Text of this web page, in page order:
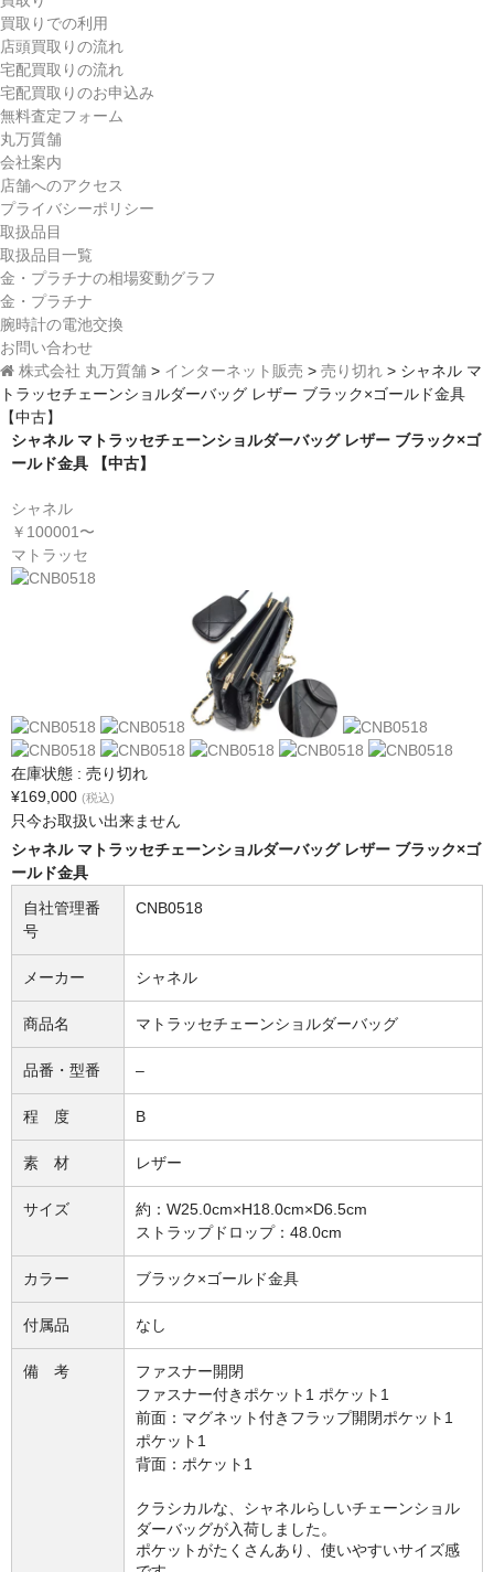
買取りでの利用
店頭買取りの流れ
宅配買取りの流れ
宅配買取りのお申込み
無料査定フォーム
丸万質舗
会社案内
店舗へのアクセス
プライバシーポリシー
取扱品目
取扱品目一覧
金・プラチナの相場変動グラフ
金・プラチナ
腕時計の電池交換
お問い合わせ
株式会社 丸万質舗 > インターネット販売 > 売り切れ > シャネル マ
トラッセチェーンショルダーバッグ レザー ブラック×ゴールド金具
【中古】
シャネル マトラッセチェーンショルダーバッグ レザー ブラック×ゴ
ールド金具 【中古】
シャネル
￥100001〜
マトラッセ
在庫状態 : 売り切れ
¥169,000 (税込)
只今お取扱い出来ません
シャネル マトラッセチェーンショルダーバッグ レザー ブラック×ゴ
ールド金具
自社管理番
号
CNB0518
メーカー シャネル
商品名 マトラッセチェーンショルダーバッグ
品番・型番 –
程 度 B
素 材 レザー
サイズ
約：W25.0cm×H18.0cm×D6.5cm
ストラップドロップ：48.0cm
カラー ブラック×ゴールド金具
付属品 なし
備 考
ファスナー開閉
ファスナー付きポケット1 ポケット1
前面：マグネット付きフラップ開閉ポケット1
ポケット1
背面：ポケット1
クラシカルな、シャネルらしいチェーンショル
ダーバッグが入荷しました。
ポケットがたくさんあり、使いやすいサイズ感